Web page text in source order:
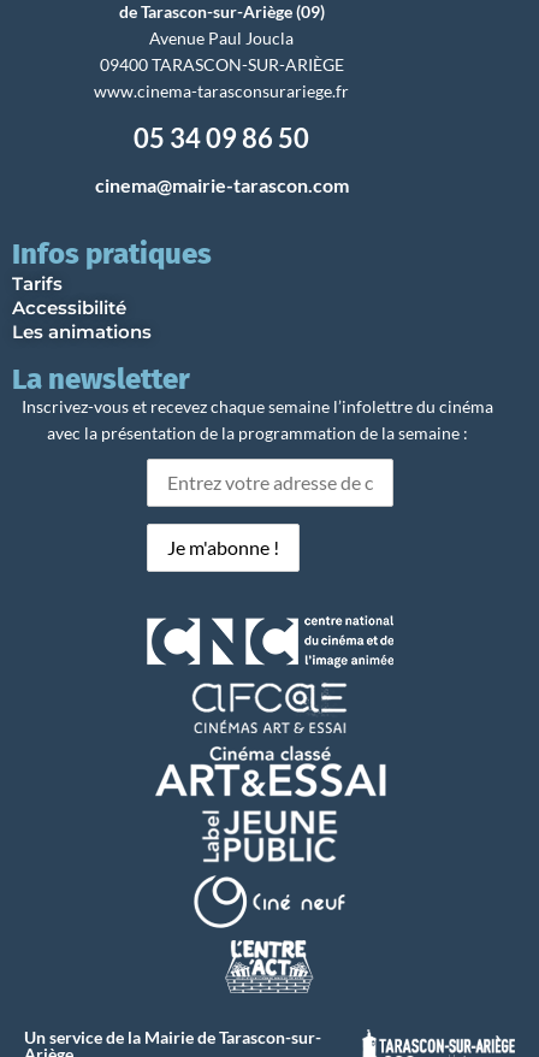
de Tarascon-sur-Ariège (09)
Avenue Paul Joucla
09400 TARASCON-SUR-ARIÈGE
www.cinema-tarasconsurariege.fr
05 34 09 86 50
cinema@mairie-tarascon.com
Infos pratiques
Tarifs
Accessibilité
Les animations
La newsletter
Inscrivez-vous et recevez chaque semaine l’infolettre du cinéma
avec la présentation de la programmation de la semaine :
Un service de la Mairie de Tarascon-sur-